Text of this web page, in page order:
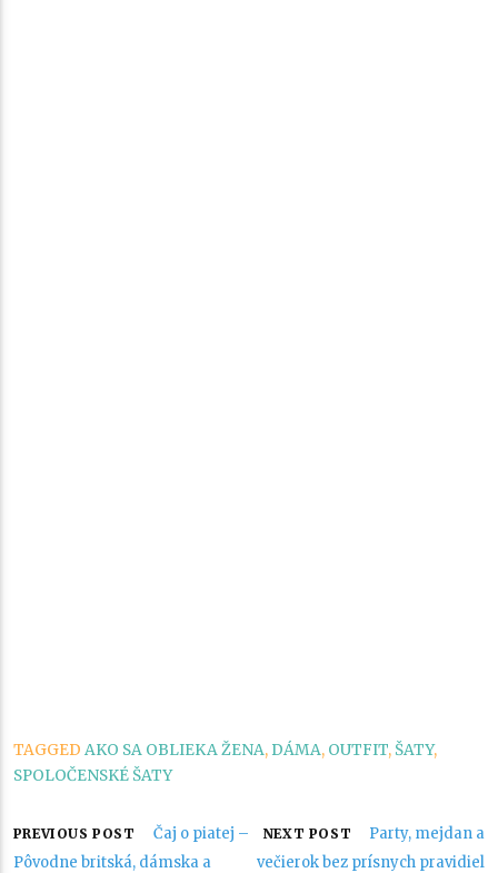
TAGGED AKO SA OBLIEKA ŽENA, DÁMA, OUTFIT, ŠATY,
SPOLOČENSKÉ ŠATY
Navigácia
PREVIOUS POST
Čaj o piatej –
Pôvodne britská, dámska a
NEXT POST
Party, mejdan a
večierok bez prísnych pravidiel